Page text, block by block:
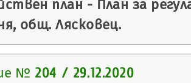
план - План за
общ. Лясковец.
№ 204 / 29.12.2020